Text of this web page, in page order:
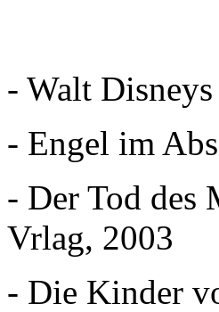
- Walt
- Engel im
- Der Tod des
Vrlag, 2003
- Die Kinder